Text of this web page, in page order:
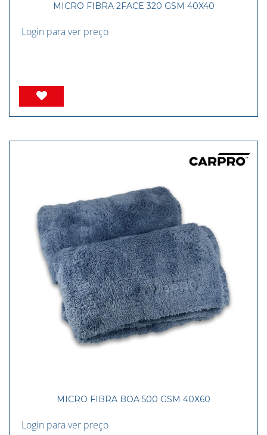
MICRO FIBRA 2FACE 320 GSM 40X40
Login para ver preço
MICRO FIBRA BOA 500 GSM 40X60
Login para ver preço